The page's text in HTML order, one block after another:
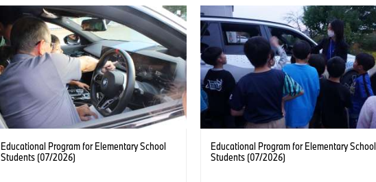
Educational Program for Elementary School
Students (07/2026)
Educational Program for Elementary School
Students (07/2026)